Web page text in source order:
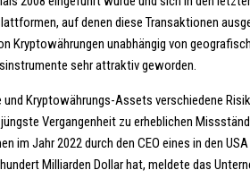
auf denen diese Transaktionen
Kryptowährungen unabhängig von
sehr attraktiv geworden.
Kryptowährungs-Assets verschiedene
Vergangenheit zu erheblichen
Jahr 2022 durch den CEO eines in den
Milliarden Dollar hat, meldete das